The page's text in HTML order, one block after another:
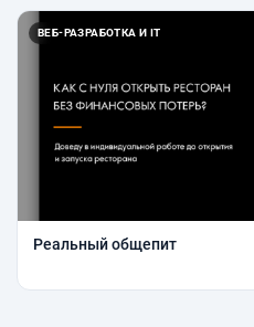
ВЕБ-РАЗРАБОТКА И IT
Реальный общепит